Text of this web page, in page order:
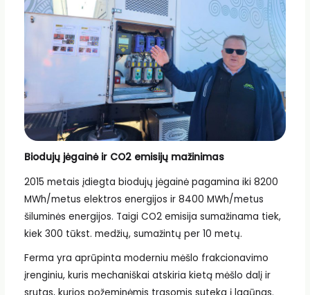
Biodujų jėgainė ir CO2 emisijų mažinimas
2015 metais įdiegta biodujų jėgainė pagamina iki 8200
MWh/metus elektros energijos ir 8400 MWh/metus
šiluminės energijos. Taigi CO2 emisija sumažinama tiek,
kiek 300 tūkst. medžių, sumažintų per 10 metų.
Ferma yra aprūpinta moderniu mėšlo frakcionavimo
įrenginiu, kuris mechaniškai atskiria kietą mėšlo dalį ir